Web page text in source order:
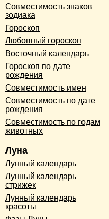
Совместимость знаков
зодиака
Гороскоп
Любовный гороскоп
Восточный календарь
Гороскоп по дате
рождения
Совместимость имен
Совместимость по дате
рождения
Совместимость по годам
животных
Луна
Лунный календарь
Лунный календарь
стрижек
Лунный календарь
красоты